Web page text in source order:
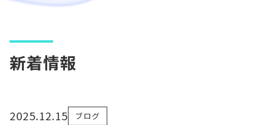
新着情報
2025.12.15 ブログ